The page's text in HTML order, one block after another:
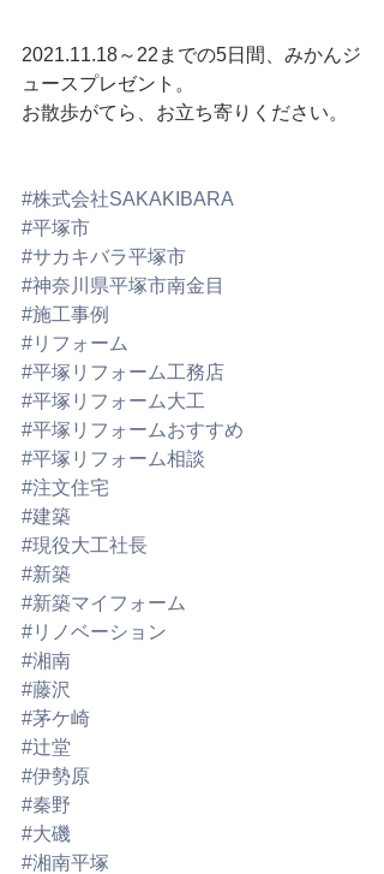
2021.11.18～22までの5日間、みかんジ
ュースプレゼント。
お散歩がてら、お立ち寄りください。
#株式会社SAKAKIBARA
#平塚市
#サカキバラ平塚市
#神奈川県平塚市南金目
#施工事例
#リフォーム
#平塚リフォーム工務店
#平塚リフォーム大工
#平塚リフォームおすすめ
#平塚リフォーム相談
#注文住宅
#建築
#現役大工社長
#新築
#新築マイフォーム
#リノベーション
#湘南
#藤沢
#茅ケ崎
#辻堂
#伊勢原
#秦野
#大磯
#湘南平塚